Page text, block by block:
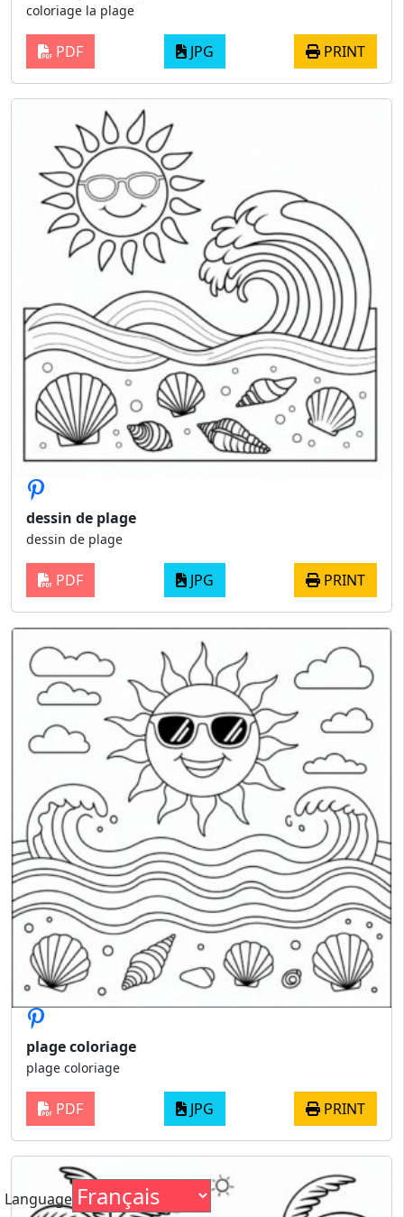
coloriage la plage
PDF JPG PRINT
dessin de plage
dessin de plage
PDF JPG PRINT
plage coloriage
plage coloriage
PDF JPG PRINT
Language